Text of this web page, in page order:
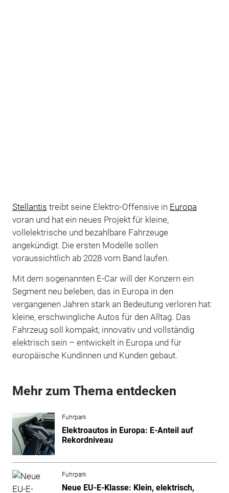
Stellantis treibt seine Elektro-Offensive in Europa
voran und hat ein neues Projekt für kleine,
vollelektrische und bezahlbare Fahrzeuge
angekündigt. Die ersten Modelle sollen
voraussichtlich ab 2028 vom Band laufen.
Mit dem sogenannten E-Car will der Konzern ein
Segment neu beleben, das in Europa in den
vergangenen Jahren stark an Bedeutung verloren hat:
kleine, erschwingliche Autos für den Alltag. Das
Fahrzeug soll kompakt, innovativ und vollständig
elektrisch sein – entwickelt in Europa und für
europäische Kundinnen und Kunden gebaut.
Mehr zum Thema entdecken
Fuhrpark
Elektroautos in Europa: E-Anteil auf
Rekordniveau
Fuhrpark
Neue EU-E-Klasse: Klein, elektrisch,